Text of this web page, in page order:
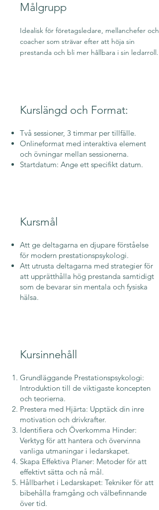
Målgrupp
Idealisk för företagsledare, mellanchefer och
coacher som strävar efter att höja sin
prestanda och bli mer hållbara i sin ledarroll.
Kurslängd och Format:
Två sessioner, 3 timmar per tillfälle.
Onlineformat med interaktiva element
och övningar mellan sessionerna.
Startdatum: Ange ett specifikt datum.
Kursmål
Att ge deltagarna en djupare förståelse
för modern prestationspsykologi.
Att utrusta deltagarna med strategier för
att upprätthålla hög prestanda samtidigt
som de bevarar sin mentala och fysiska
hälsa.
Kursinnehåll
Grundläggande Prestationspsykologi:
Introduktion till de viktigaste koncepten
och teorierna.
Prestera med Hjärta: Upptäck din inre
motivation och drivkrafter.
Identifiera och Överkomma Hinder:
Verktyg för att hantera och övervinna
vanliga utmaningar i ledarskapet.
Skapa Effektiva Planer: Metoder för att
effektivt sätta och nå mål.
Hållbarhet i Ledarskapet: Tekniker för att
bibehålla framgång och välbefinnande
över tid.